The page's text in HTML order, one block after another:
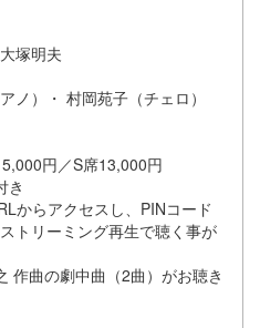
塚明夫
ノ）・ 村岡苑子（チェロ）
円／S席13,000円
き
からアクセスし、PINコード
トリーミング再生で聴く事が
作曲の劇中曲（2曲）がお聴き